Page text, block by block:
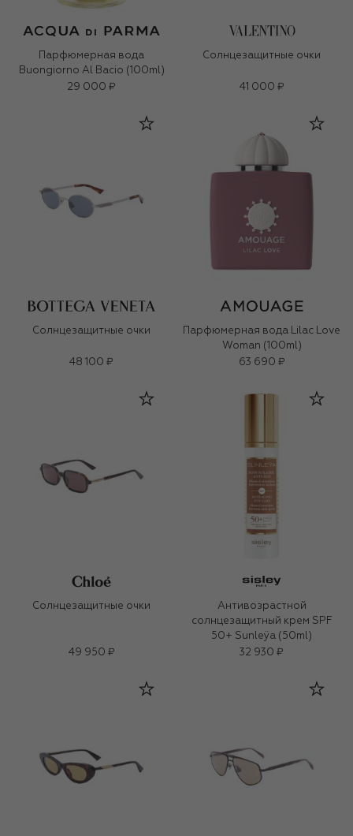
Парфюмерная вода
Buongiorno Al Bacio (100ml)
29 000 ₽
Солнцезащитные очки
41 000 ₽
Солнцезащитные очки
48 100 ₽
Парфюмерная вода Lilac Love
Woman (100ml)
63 690 ₽
Солнцезащитные очки
49 950 ₽
Антивозрастной
солнцезащитный крем SPF
50+ Sunleÿa (50ml)
32 930 ₽